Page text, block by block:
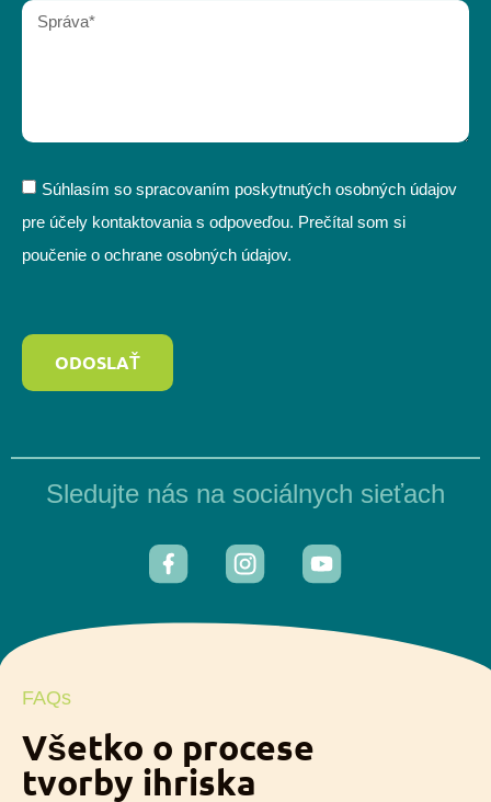
Súhlasím so spracovaním poskytnutých osobných údajov
pre účely kontaktovania s odpoveďou. Prečítal som si
poučenie o ochrane osobných údajov.
ODOSLAŤ
Sledujte nás na sociálnych sieťach
FAQs
Všetko o procese
tvorby ihriska